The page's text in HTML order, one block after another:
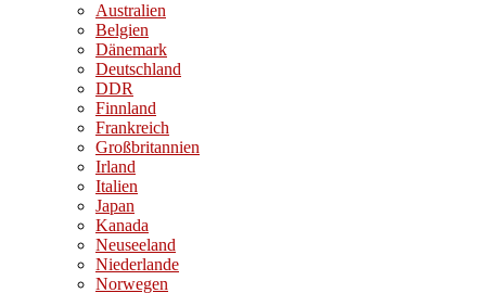
Australien
Belgien
Dänemark
Deutschland
DDR
Finnland
Frankreich
Großbritannien
Irland
Italien
Japan
Kanada
Neuseeland
Niederlande
Norwegen